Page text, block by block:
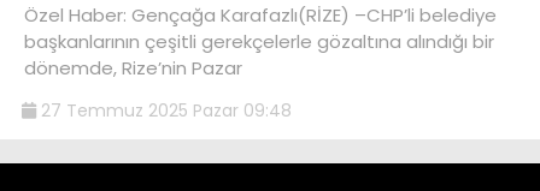
Özel Haber: Gençağa Karafazlı(RİZE) –CHP’li belediye
başkanlarının çeşitli gerekçelerle gözaltına alındığı bir
dönemde, Rize’nin Pazar
27 Temmuz 2025 Pazar 09:48